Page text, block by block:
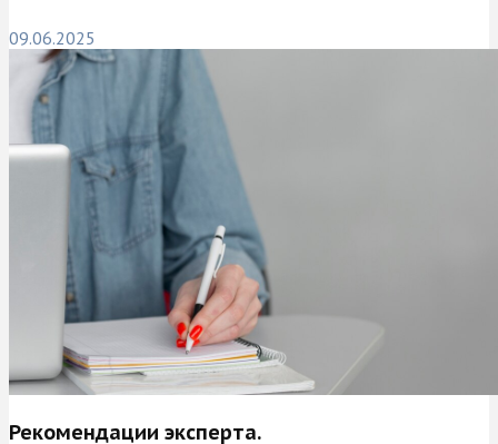
09.06.2025
Рекомендации эксперта.